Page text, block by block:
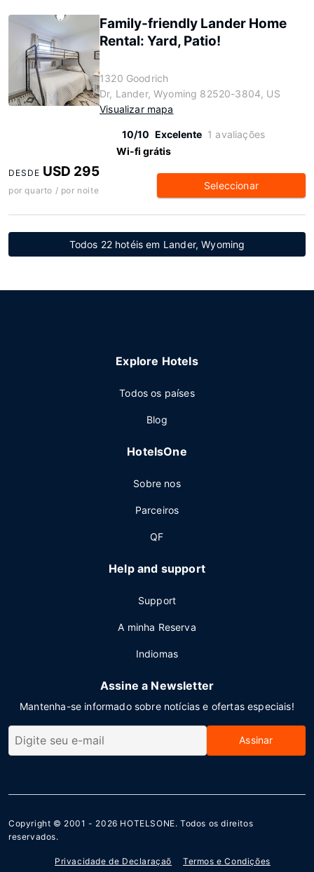
Family-friendly Lander Home
Rental: Yard, Patio!
1320 Goodrich
Dr, Lander, Wyoming 82520-3804, US
Visualizar mapa
10/10 Excelente 1 avaliações
Wi-fi grátis
DESDE USD 295
por quarto / por noite Seleccionar
Todos 22 hotéis em Lander, Wyoming
Explore Hotels
Todos os países
Blog
HotelsOne
Sobre nos
Parceiros
QF
Help and support
Support
A minha Reserva
Indiomas
Assine a Newsletter
Mantenha-se informado sobre notícias e ofertas especiais!
Assinar
Copyright © 2001 - 2026 HOTELSONE. Todos os direitos
reservados.
Privacidade de Declaraçaõ Termos e Condições